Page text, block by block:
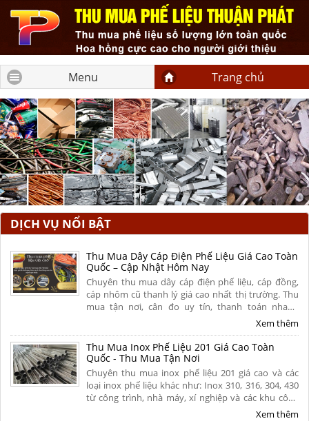
Menu Trang chủ
DỊCH VỤ NỔI BẬT
Thu Mua Dây Cáp Điện Phế Liệu Giá Cao Toàn
Quốc – Cập Nhật Hôm Nay
Chuyên thu mua dây cáp điện phế liệu, cáp đồng,
cáp nhôm cũ thanh lý giá cao nhất thị trường. Thu
mua tận nơi, cân đo uy tín, thanh toán nhanh
chóng một lần. Liên hệ ngay để nhận báo giá mới
Xem thêm
Thu Mua Inox Phế Liệu 201 Giá Cao Toàn
Quốc - Thu Mua Tận Nơi
Chuyên thu mua inox phế liệu 201 giá cao và các
loại inox phế liệu khác như: Inox 310, 316, 304, 430
từ công trình, nhà máy, xí nghiệp và các khu công
nghiệp trên khắp mọi miền tổ quốc. Thu mua tận
Xem thêm